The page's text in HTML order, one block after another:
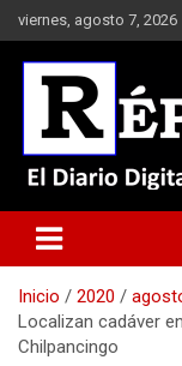
Saltar
al
contenido
viernes, agosto 7, 2026
Réplica
Inicio 2020
Localizan cadáver
Chilpancingo